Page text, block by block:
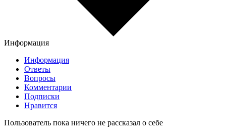
Информация
Информация
Ответы
Вопросы
Комментарии
Подписки
Нравится
Пользователь пока ничего не рассказал о себе